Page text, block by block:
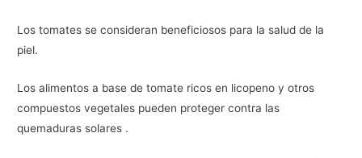
Los tomates se consideran beneficiosos para la salud de la
piel.
Los alimentos a base de tomate ricos en licopeno y otros
compuestos vegetales pueden proteger contra las
quemaduras solares .